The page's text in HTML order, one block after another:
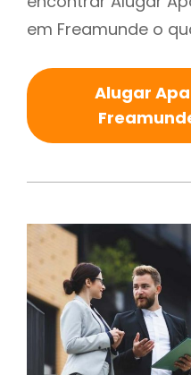
em Freamunde o
Alugar